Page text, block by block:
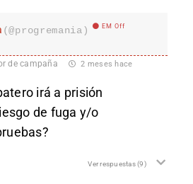
(@progremania) EM Off
de campaña 2 meses hace
irá a prisión
de fuga y/o
Ver respuestas(9)